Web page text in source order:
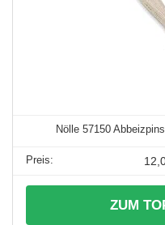
Nölle 57150
ZUM